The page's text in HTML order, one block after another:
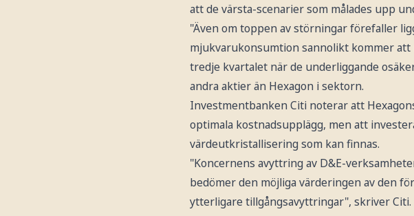
att de värsta-scenarier som målades upp
"Även om toppen av störningar förefaller
mjukvarukonsumtion sannolikt kommer
tredje kvartalet när de underliggande
andra aktier än Hexagon i sektorn.
Investmentbanken Citi noterar att
optimala kostnadsupplägg, men att
värdeutkristallisering som kan finnas.
"Koncernens avyttring av D&E-
bedömer den möjliga värderingen av den
ytterligare tillgångsavyttringar", skriver Citi.